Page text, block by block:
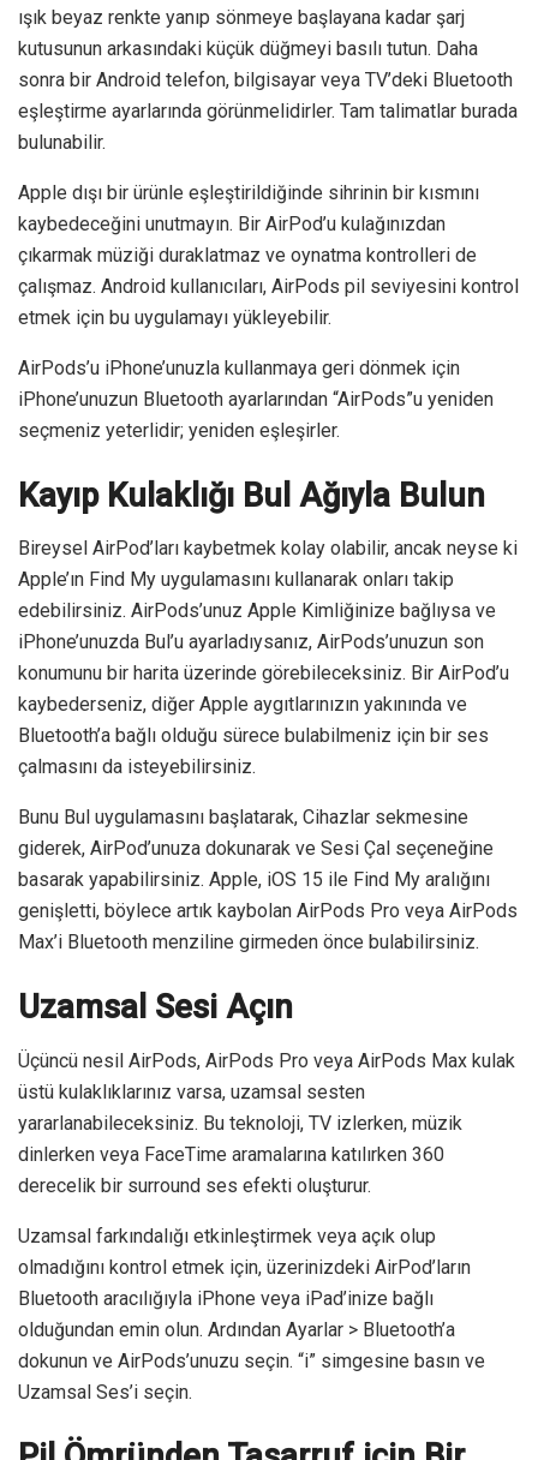
ışık beyaz renkte yanıp sönmeye başlayana kadar şarj
kutusunun arkasındaki küçük düğmeyi basılı tutun. Daha
sonra bir Android telefon, bilgisayar veya TV’deki Bluetooth
eşleştirme ayarlarında görünmelidirler. Tam talimatlar burada
bulunabilir.
Apple dışı bir ürünle eşleştirildiğinde sihrinin bir kısmını
kaybedeceğini unutmayın. Bir AirPod’u kulağınızdan
çıkarmak müziği duraklatmaz ve oynatma kontrolleri de
çalışmaz. Android kullanıcıları, AirPods pil seviyesini kontrol
etmek için bu uygulamayı yükleyebilir.
AirPods’u iPhone’unuzla kullanmaya geri dönmek için
iPhone’unuzun Bluetooth ayarlarından “AirPods”u yeniden
seçmeniz yeterlidir; yeniden eşleşirler.
Kayıp Kulaklığı Bul Ağıyla Bulun
Bireysel AirPod’ları kaybetmek kolay olabilir, ancak neyse ki
Apple’ın Find My uygulamasını kullanarak onları takip
edebilirsiniz. AirPods’unuz Apple Kimliğinize bağlıysa ve
iPhone’unuzda Bul’u ayarladıysanız, AirPods’unuzun son
konumunu bir harita üzerinde görebileceksiniz. Bir AirPod’u
kaybederseniz, diğer Apple aygıtlarınızın yakınında ve
Bluetooth’a bağlı olduğu sürece bulabilmeniz için bir ses
çalmasını da isteyebilirsiniz.
Bunu Bul uygulamasını başlatarak, Cihazlar sekmesine
giderek, AirPod’unuza dokunarak ve Sesi Çal seçeneğine
basarak yapabilirsiniz. Apple, iOS 15 ile Find My aralığını
genişletti, böylece artık kaybolan AirPods Pro veya AirPods
Max’i Bluetooth menziline girmeden önce bulabilirsiniz.
Uzamsal Sesi Açın
Üçüncü nesil AirPods, AirPods Pro veya AirPods Max kulak
üstü kulaklıklarınız varsa, uzamsal sesten
yararlanabileceksiniz. Bu teknoloji, TV izlerken, müzik
dinlerken veya FaceTime aramalarına katılırken 360
derecelik bir surround ses efekti oluşturur.
Uzamsal farkındalığı etkinleştirmek veya açık olup
olmadığını kontrol etmek için, üzerinizdeki AirPod’ların
Bluetooth aracılığıyla iPhone veya iPad’inize bağlı
olduğundan emin olun. Ardından Ayarlar > Bluetooth’a
dokunun ve AirPods’unuzu seçin. “i” simgesine basın ve
Uzamsal Ses’i seçin.